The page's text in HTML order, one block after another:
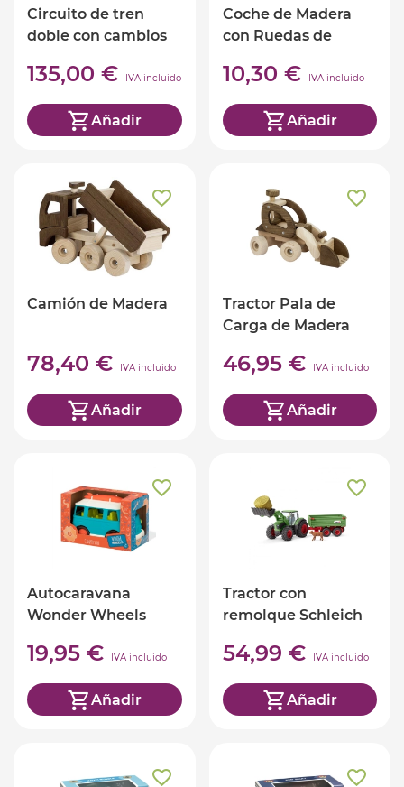
Circuito de tren
doble con cambios
135,00 € IVA incluido
Añadir
Coche de Madera
con Ruedas de
10,30 € IVA incluido
Añadir
Camión de Madera
78,40 € IVA incluido
Añadir
Tractor Pala de
Carga de Madera
46,95 € IVA incluido
Añadir
Autocaravana
Wonder Wheels
19,95 € IVA incluido
Añadir
Tractor con
remolque Schleich
54,99 € IVA incluido
Añadir